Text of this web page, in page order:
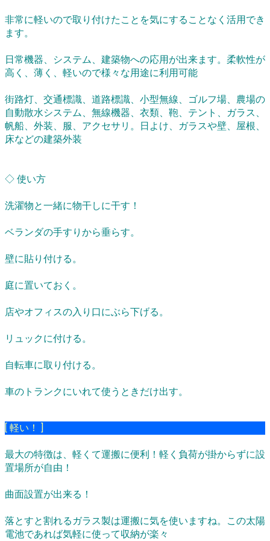
非常に軽いので取り付けたことを気にすることなく活用でき
ます。
日常機器、システム、建築物への応用が出来ます。柔軟性が
高く、薄く、軽いので様々な用途に利用可能
街路灯、交通標識、道路標識、小型無線、ゴルフ場、農場の
自動散水システム、無線機器、衣類、鞄、テント、ガラス、
帆船、外装、服、アクセサリ。日よけ、ガラスや壁、屋根、
床などの建築外装
◇ 使い方
洗濯物と一緒に物干しに干す！
ベランダの手すりから垂らす。
壁に貼り付ける。
庭に置いておく。
店やオフィスの入り口にぶら下げる。
リュックに付ける。
自転車に取り付ける。
車のトランクにいれて使うときだけ出す。
[ 軽い！ ]
最大の特徴は、軽くて運搬に便利！軽く負荷が掛からずに設
置場所が自由！
曲面設置が出来る！
落とすと割れるガラス製は運搬に気を使いますね。この太陽
電池であれば気軽に使って収納が楽々